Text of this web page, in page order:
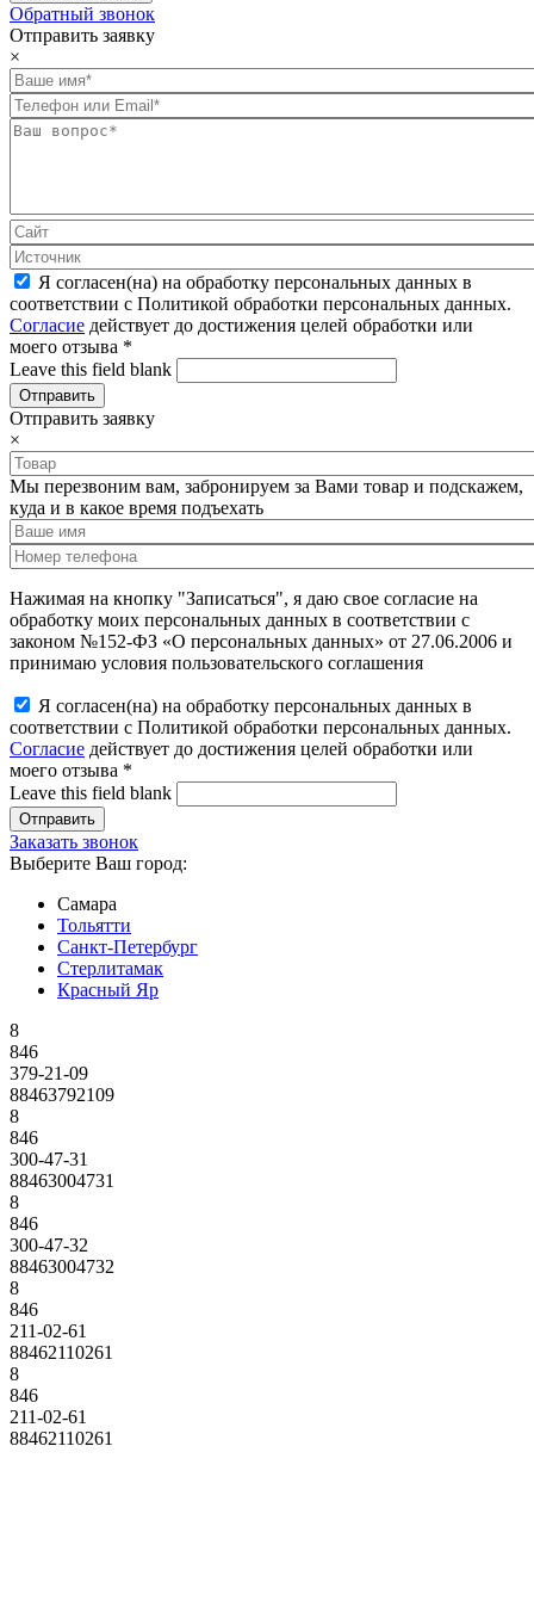
Обратный звонок
Отправить заявку
×
Я согласен(на) на обработку персональных данных в
соответствии с Политикой обработки персональных данных.
Согласие действует до достижения целей обработки или
моего отзыва *
Leave this field blank
Отправить заявку
×
Мы перезвоним вам, забронируем за Вами товар и подскажем,
куда и в какое время подъехать
Нажимая на кнопку "Записаться", я даю свое согласие на
обработку моих персональных данных в соответствии с
законом №152-ФЗ «О персональных данных» от 27.06.2006 и
принимаю условия пользовательского соглашения
Я согласен(на) на обработку персональных данных в
соответствии с Политикой обработки персональных данных.
Согласие действует до достижения целей обработки или
моего отзыва *
Leave this field blank
Заказать звонок
Выберите Ваш город:
Самара
Тольятти
Санкт-Петербург
Стерлитамак
Красный Яр
8
846
379-21-09
88463792109
8
846
300-47-31
88463004731
8
846
300-47-32
88463004732
8
846
211-02-61
88462110261
8
846
211-02-61
88462110261